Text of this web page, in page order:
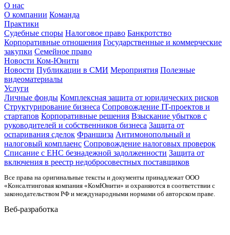
О нас
О компании Команда
Практики
Судебные споры Налоговое право Банкротство
Корпоративные отношения Государственные и коммерческие
закупки Семейное право
Новости Ком-Юнити
Новости Публикации в СМИ Мероприятия Полезные
видеоматериалы
Услуги
Личные фонды Комплексная защита от юридических рисков
Структурирование бизнеса Сопровождение IT-проектов и
стартапов Корпоративные решения Взыскание убытков с
руководителей и собственников бизнеса Защита от
оспаривания сделок Франшиза Антимонопольный и
налоговый комплаенс Сопровождение налоговых проверок
Списание с ЕНС безнадежной задолженности Защита от
включения в реестр недобросовестных поставщиков
Все права на оригинальные тексты и документы принадлежат ООО
«Консалтинговая компания «КомЮнити» и охраняются в соответствии с
законодательством РФ и международными нормами об авторском праве.
Веб-разработка